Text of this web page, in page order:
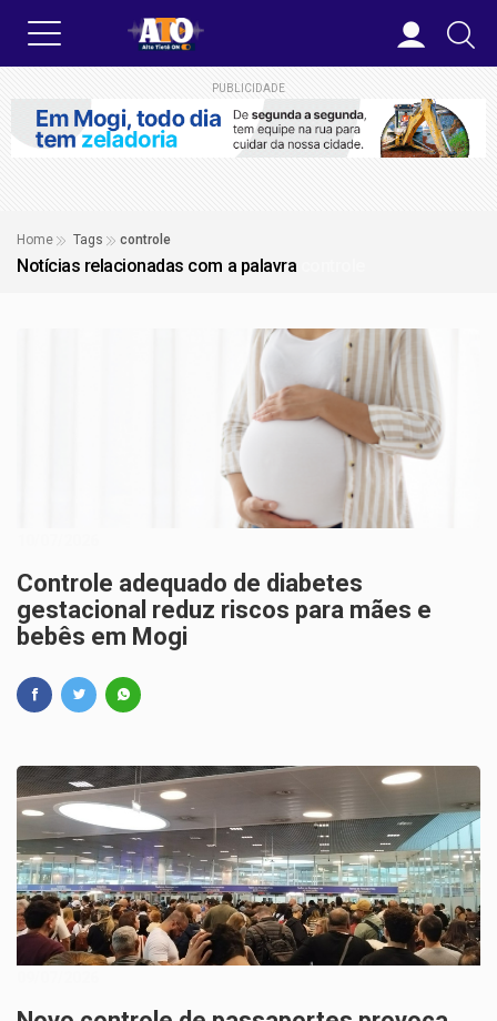
PUBLICIDADE
Home Tags controle
Notícias relacionadas com a palavra
Controle adequado de diabetes
gestacional reduz riscos para mães e
bebês em Mogi